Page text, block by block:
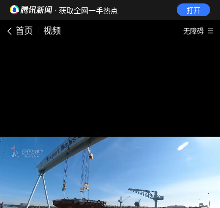
· 获取全网一手热点 打开
首页 视频 无障碍